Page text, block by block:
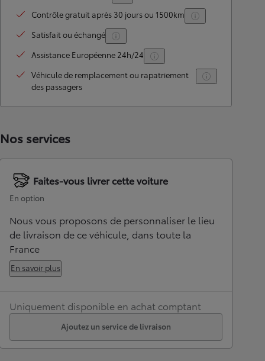
Contrôle gratuit après 30 jours ou 1500km
Satisfait ou échangé
Assistance Européenne 24h/24
Véhicule de remplacement ou rapatriement
des passagers
Nos services
Faites-vous livrer cette voiture
En option
Nous vous proposons de personnaliser le lieu
de livraison de ce véhicule, dans toute la
France
En savoir plus
Uniquement disponible en achat comptant
Ajoutez un service de livraison